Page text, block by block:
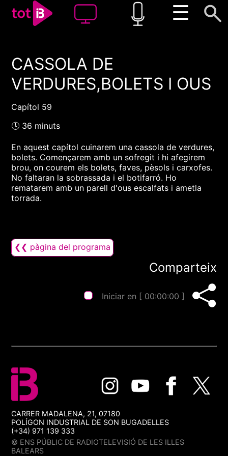
☰
00:00 00:00
1x
CASSOLA DE
VERDURES,BOLETS I OUS
Capítol 59
🕓 36 minuts
En aquest capítol cuinarem una cassola de verdures,
bolets. Començarem amb un sofregit i hi afegirem
brou, on courem els bolets, faves, pèsols i carxofes.
No faltaran la sobrassada i el botifarró. Ho
rematarem amb un parell d'ous escalfats i ametla
torrada.
❮❮ pàgina del programa
Comparteix
Iniciar en [ 00:00:00 ]
CARRER MADALENA, 21, 07180
POLÍGON INDUSTRIAL DE SON BUGADELLES
(+34) 971 139 333
© ENS PÚBLIC DE RADIOTELEVISIÓ DE LES ILLES
BALEARS